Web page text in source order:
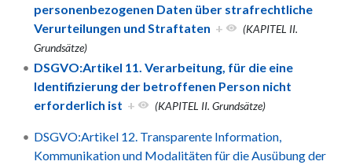
personenbezogenen Daten über strafrechtliche
Verurteilungen und Straftaten +
(KAPITEL II.
Grundsätze)
DSGVO:Artikel 11. Verarbeitung, für die eine
Identifizierung der betroffenen Person nicht
erforderlich ist + (KAPITEL II. Grundsätze)
DSGVO:Artikel 12. Transparente Information,
Kommunikation und Modalitäten für die Ausübung der